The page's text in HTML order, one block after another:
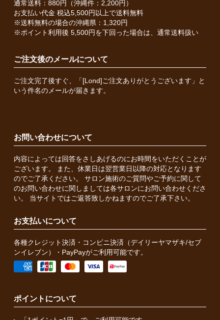
通常送料：880円（沖縄件：2,200円）
お支払い代金 税込5,500円以上で送料無料
※送料無料の場合の沖縄県：1,320円
※ポイント利用後 5,500円を下回った場合は、通常送料扱い
ご注文後のメールについて
ご注文完了後すぐ、「[Lond]ご注文ありがとうございます」と
いう件名のメールが届きます。
お問い合わせについて
内容によっては回答をさしあげるのにお時間をいただくことが
ございます。 また、休業日は翌営業日以降の対応となります
のでご了承ください。 サロン施術のご質問やご予約に関して
のお問い合わせに関しましては各サロンにお問い合わせくださ
い。 当サイトではご返答致しかねますのでご了承下さい。
お支払いについて
各種クレジット決済・コンビニ決済（デイリーヤマザキ/セブ
ンイレブン）・PayPayがご利用可能です。
ポイントについて